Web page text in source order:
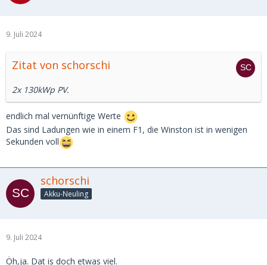
9. Juli 2024
Zitat von schorschi
2x 130kWp PV.
endlich mal vernünftige Werte
Das sind Ladungen wie in einem F1, die Winston ist in wenigen
Sekunden voll
schorschi
Akku-Neuling
9. Juli 2024
Öh,ja. Dat is doch etwas viel.